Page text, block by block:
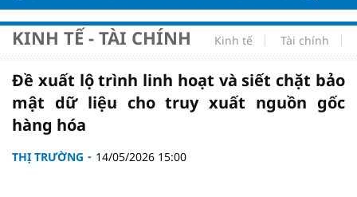
KINH TẾ - TÀI CHÍNH Kinh tế Tài chính
Đề xuất lộ trình linh hoạt và siết chặt bảo
mật dữ liệu cho truy xuất nguồn gốc
hàng hóa
THỊ TRƯỜNG 14/05/2026 15:00